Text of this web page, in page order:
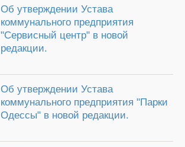
Об утверждении Устава
коммунального предприятия
"Сервисный центр" в новой
редакции.
Об утверждении Устава
коммунального предприятия "Парки
Одессы" в новой редакции.